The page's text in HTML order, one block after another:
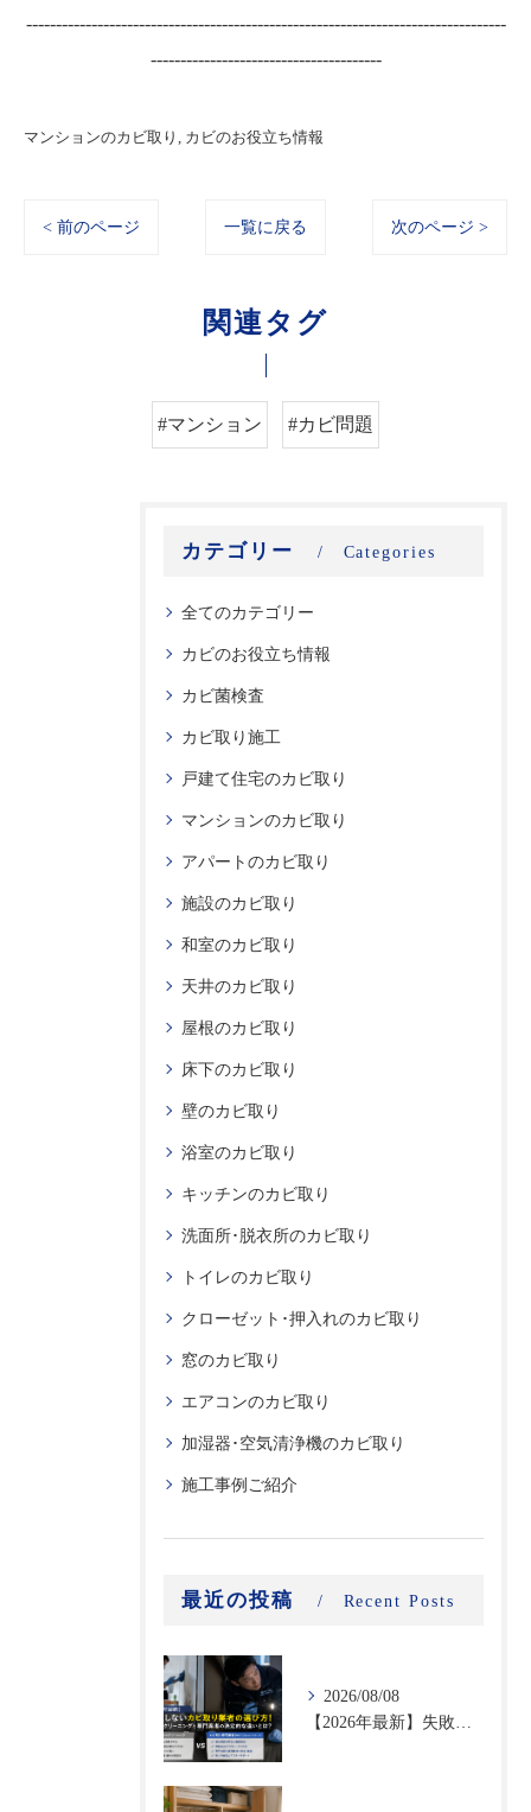
---------------------------------------------------------------------------------
---------------------------------------
マンションのカビ取り カビのお役立ち情報
< 前のページ 一覧に戻る 次のページ >
関連タグ
#マンション #カビ問題
カテゴリー Categories
全てのカテゴリー
カビのお役立ち情報
カビ菌検査
カビ取り施工
戸建て住宅のカビ取り
マンションのカビ取り
アパートのカビ取り
施設のカビ取り
和室のカビ取り
天井のカビ取り
屋根のカビ取り
床下のカビ取り
壁のカビ取り
浴室のカビ取り
キッチンのカビ取り
洗面所･脱衣所のカビ取り
トイレのカビ取り
クローゼット･押入れのカビ取り
窓のカビ取り
エアコンのカビ取り
加湿器･空気清浄機のカビ取り
施工事例ご紹介
最近の投稿 Recent Posts
2026/08/08